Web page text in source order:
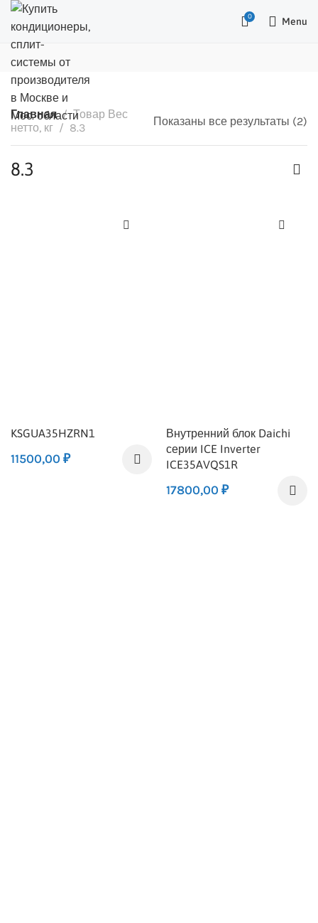
0 Menu
Главная
Товар Вес
нетто, кг
8.3 Показаны все результаты (2)
8.3
KSGUA35HZRN1
11500,00 ₽
Внутренний блок Daichi
серии ICE Inverter
ICE35AVQS1R
17800,00 ₽